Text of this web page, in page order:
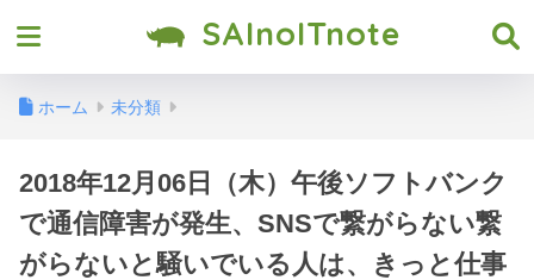
SAInoITnote
ホーム 未分類
2018年12月06日（木）午後ソフトバンク
で通信障害が発生、SNSで繋がらない繋
がらないと騒いでいる人は、きっと仕事